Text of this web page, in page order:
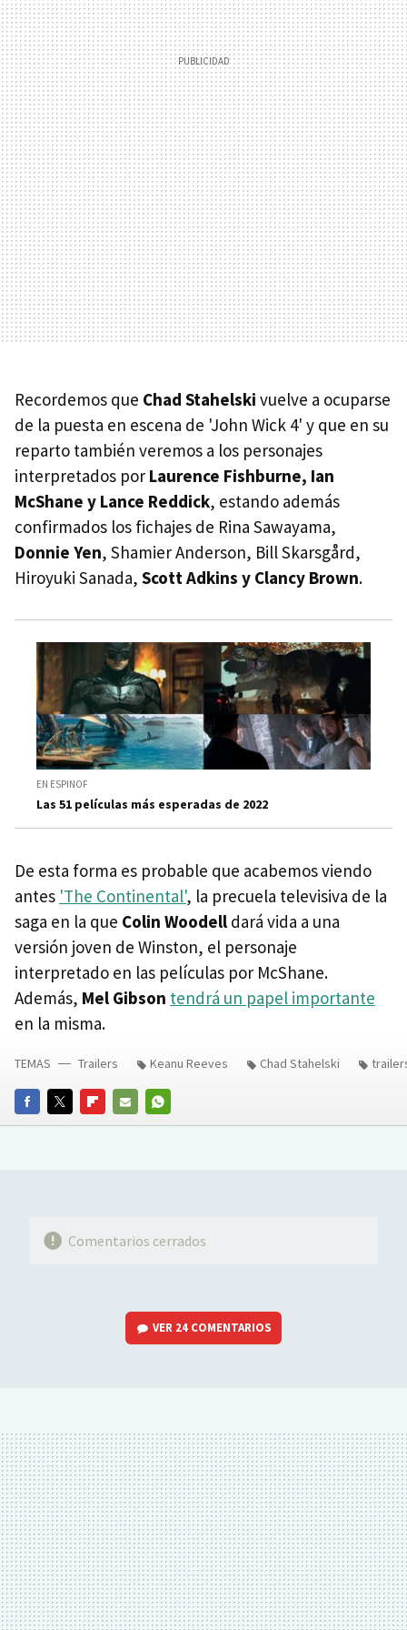
Recordemos que Chad Stahelski vuelve a ocuparse
de la puesta en escena de 'John Wick 4' y que en su
reparto también veremos a los personajes
interpretados por Laurence Fishburne, Ian
McShane y Lance Reddick, estando además
confirmados los fichajes de Rina Sawayama,
Donnie Yen, Shamier Anderson, Bill Skarsgård,
Hiroyuki Sanada, Scott Adkins y Clancy Brown.
EN ESPINOF
Las 51 películas más esperadas de 2022
De esta forma es probable que acabemos viendo
antes 'The Continental', la precuela televisiva de la
saga en la que Colin Woodell dará vida a una
versión joven de Winston, el personaje
interpretado en las películas por McShane.
Además, Mel Gibson tendrá un papel importante
en la misma.
FACEBOOKTWITTERFLIPBOARD
E-
WHATSAPP
TEMAS Trailers Keanu Reeves Chad Stahelski
Comentarios cerrados
VER 24 COMENTARIOS